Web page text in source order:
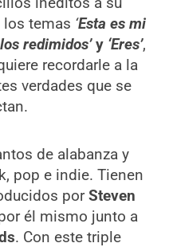
los temas ‘Esta es mi
redimidos’y ‘Eres’,
recordarle a la
verdades que se
de alabanza y
pop e indie. Tienen
porSteven
él mismo junto a
. Con este triple